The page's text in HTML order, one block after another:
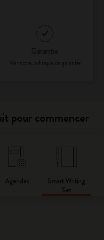
Garantie
pour commencer
Agendas
Smart Writing
Set